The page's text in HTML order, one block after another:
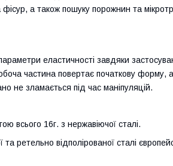
фісур, а також пошуку порожнин та
еластичності завдяки
частина повертає початкову форму,
не зламається під час маніпуляцій.
всього 16г. з нержавіючої сталі.
та ретельно відполірованої сталі